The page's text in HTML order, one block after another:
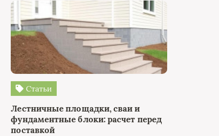
Статьи
Лестничные площадки, сваи и
фундаментные блоки: расчет перед
поставкой